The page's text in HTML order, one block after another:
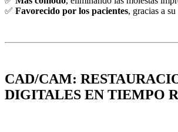
✅ Favorecido por los pacientes, gracias a
CAD/CAM:
DIGITALES EN TIEMPO